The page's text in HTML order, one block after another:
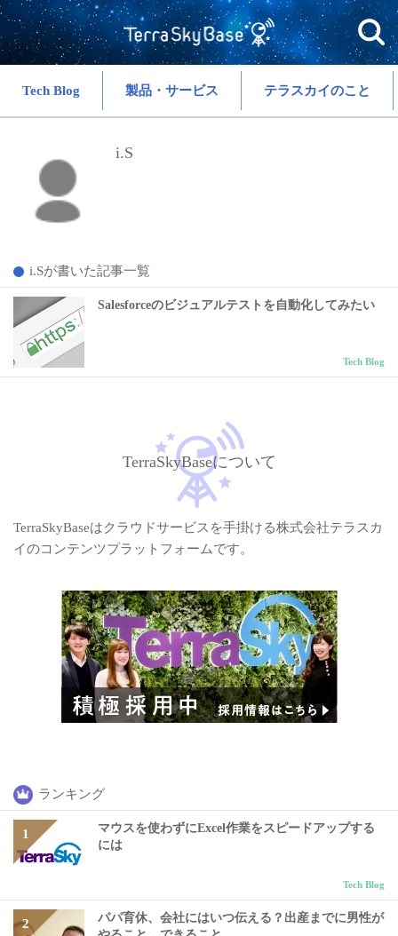
Tech Blog 製品・サービス テラスカイのこと
i.S
i.Sが書いた記事一覧
Salesforceのビジュアルテストを自動化してみたい
Tech Blog
TerraSkyBaseについて
TerraSkyBaseはクラウドサービスを手掛ける株式会社テラスカ
イのコンテンツプラットフォームです。
ランキング
マウスを使わずにExcel作業をスピードアップする
には
Tech Blog
パパ育休、会社にはいつ伝える？出産までに男性が